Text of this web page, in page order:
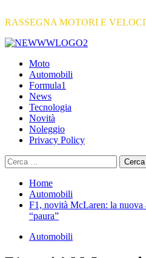
RASSEGNA MOTORI E
Primary
Moto
Automobili
Formula1
News
Tecnologia
Novità
Noleggio
Privacy Policy
Ricerca
per:
Home
Automobili
F1, novità McLaren: la nuova
“paura”
Automobili